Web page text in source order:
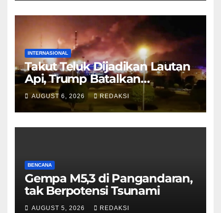
INTERNASIONAL
Takut Teluk Dijadikan Lautan
Api, Trump Batalkan
Serangan ke Iran
AUGUST 6, 2026 REDAKSI
BENCANA
Gempa M5,3 di Pangandaran,
tak Berpotensi Tsunami
AUGUST 5, 2026 REDAKSI